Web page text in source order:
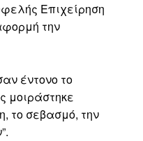
Επιχείρηση
την
έντονο το
μοιράστηκε
το σεβασμό, την